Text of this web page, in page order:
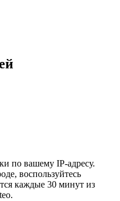
по вашему IP-адресу.
воспользуйтесь
каждые 30 минут из